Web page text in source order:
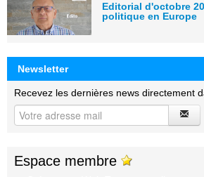
Editorial d'octobre
politique en Europe
Newsletter
Recevez les dernières news directement
Espace membre